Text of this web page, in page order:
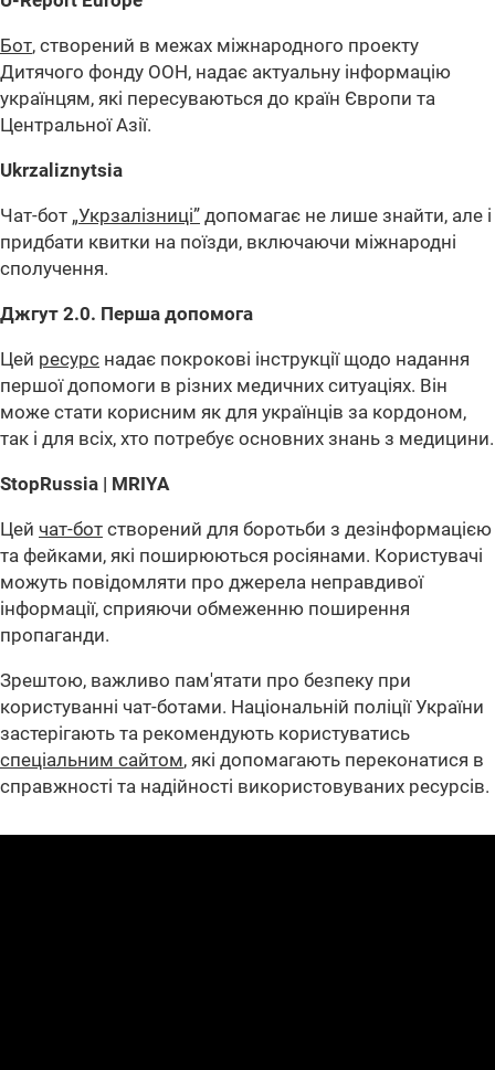
Бот, створений в межах міжнародного проекту
Дитячого фонду ООН, надає актуальну інформацію
українцям, які пересуваються до країн Європи та
Центральної Азії.
Ukrzaliznytsia
Чат-бот „Укрзалізниці” допомагає не лише знайти, але і
придбати квитки на поїзди, включаючи міжнародні
сполучення.
Джгут 2.0. Перша допомога
Цей ресурс надає покрокові інструкції щодо надання
першої допомоги в різних медичних ситуаціях. Він
може стати корисним як для українців за кордоном,
так і для всіх, хто потребує основних знань з медицини.
StopRussia | MRIYA
Цей чат-бот створений для боротьби з дезінформацією
та фейками, які поширюються росіянами. Користувачі
можуть повідомляти про джерела неправдивої
інформації, сприяючи обмеженню поширення
пропаганди.
Зрештою, важливо пам'ятати про безпеку при
користуванні чат-ботами. Національній поліції України
застерігають та рекомендують користуватись
спеціальним сайтом, які допомагають переконатися в
справжності та надійності використовуваних ресурсів.